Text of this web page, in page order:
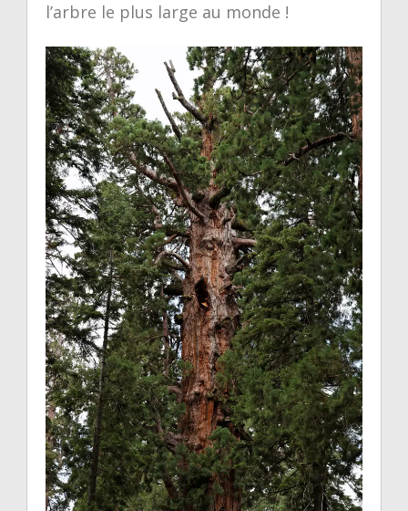
l’arbre le plus large au monde !